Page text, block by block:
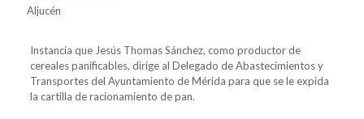
Aljucén
Instancia que Jesús Thomas Sánchez, como productor de
cereales panificables, dirige al Delegado de Abastecimientos y
Transportes del Ayuntamiento de Mérida para que se le expida
la cartilla de racionamiento de pan.